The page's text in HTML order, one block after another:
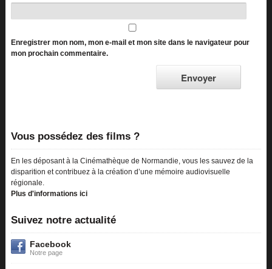
Enregistrer mon nom, mon e-mail et mon site dans le navigateur pour
mon prochain commentaire.
Vous possédez des films ?
En les déposant à la Cinémathèque de Normandie, vous les sauvez de la
disparition et contribuez à la création d’une mémoire audiovisuelle
régionale.
Plus d'informations ici
Suivez notre actualité
Facebook
Notre page